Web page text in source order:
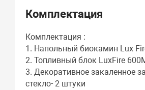
Комплектация
Комплектация :
1. Напольный биокамин Lux
2. Топливный блок LuxFire
3. Декоративное закаленное
стекло- 2 штуки